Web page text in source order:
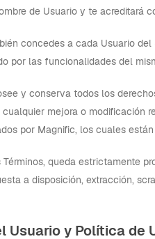
de Usuario y te acreditará
concedes a cada Usuario
por las funcionalidades del
y conserva todos los
mejora o modificación
por Magnific, los cuales
queda estrictamente
a disposición, extracción,
Usuario y Política de